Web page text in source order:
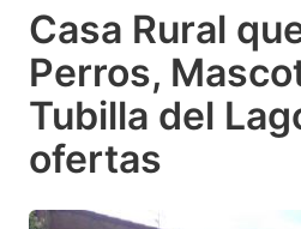
select
a
date.
Press
question
Casa Rural
Perros,
Tubilla del
ofertas